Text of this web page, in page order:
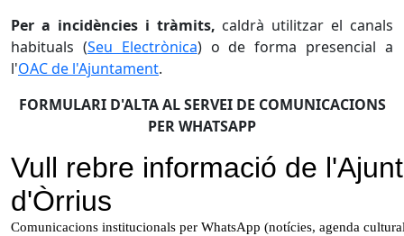
Per a incidències i tràmits, caldrà utilitzar el canals
habituals (Seu Electrònica) o de forma presencial a
l'OAC de l'Ajuntament.
FORMULARI D'ALTA AL SERVEI DE COMUNICACIONS
PER WHATSAPP